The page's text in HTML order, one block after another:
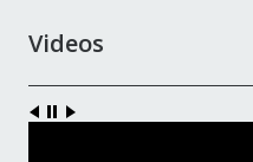
Videos